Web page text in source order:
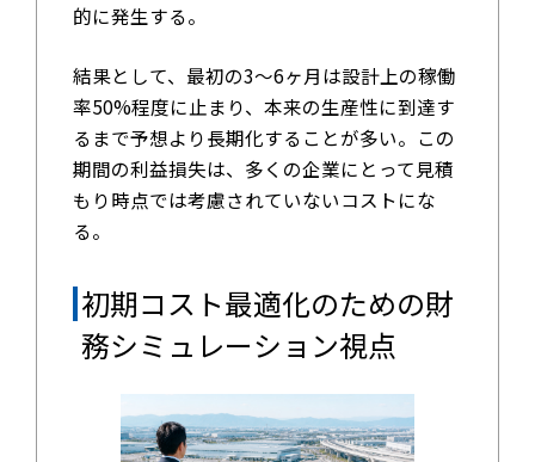
的に発生する。
結果として、最初の3～6ヶ月は設計上の稼働
率50%程度に止まり、本来の生産性に到達す
るまで予想より長期化することが多い。この
期間の利益損失は、多くの企業にとって見積
もり時点では考慮されていないコストにな
る。
初期コスト最適化のための財
務シミュレーション視点